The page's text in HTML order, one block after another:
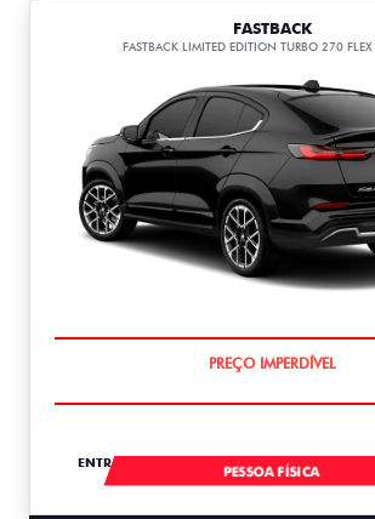
FASTBACK
FASTBACK LIMITED EDITION TURBO 270
ENTRADA DE R$ 107.443,00 +18 PARCELAS
PESSOA FÍSICA